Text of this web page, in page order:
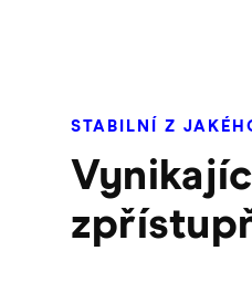
STABILNÍ Z